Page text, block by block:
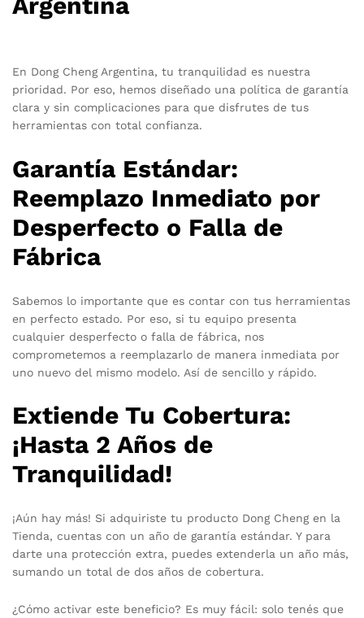
En Dong Cheng Argentina, tu tranquilidad es nuestra
prioridad. Por eso, hemos diseñado una política de garantía
clara y sin complicaciones para que disfrutes de tus
herramientas con total confianza.
Garantía Estándar:
Reemplazo Inmediato por
Desperfecto o Falla de
Fábrica
Sabemos lo importante que es contar con tus herramientas
en perfecto estado. Por eso, si tu equipo presenta
cualquier desperfecto o falla de fábrica, nos
comprometemos a reemplazarlo de manera inmediata por
uno nuevo del mismo modelo. Así de sencillo y rápido.
Extiende Tu Cobertura:
¡Hasta 2 Años de
Tranquilidad!
¡Aún hay más! Si adquiriste tu producto Dong Cheng en la
Tienda, cuentas con un año de garantía estándar. Y para
darte una protección extra, puedes extenderla un año más,
sumando un total de dos años de cobertura.
¿Cómo activar este beneficio? Es muy fácil: solo tenés que